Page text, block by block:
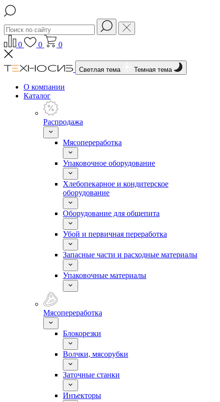
0 0 0
Светлая тема Темная тема
О компании
Каталог
Распродажа
Мясопереработка
Упаковочное оборудование
Хлебопекарное и кондитерское
оборудование
Оборудование для общепита
Убой и первичная переработка
Запасные части и расходные материалы
Упаковочные материалы
Мясопереработка
Блокорезки
Волчки, мясорубки
Заточные станки
Инъекторы